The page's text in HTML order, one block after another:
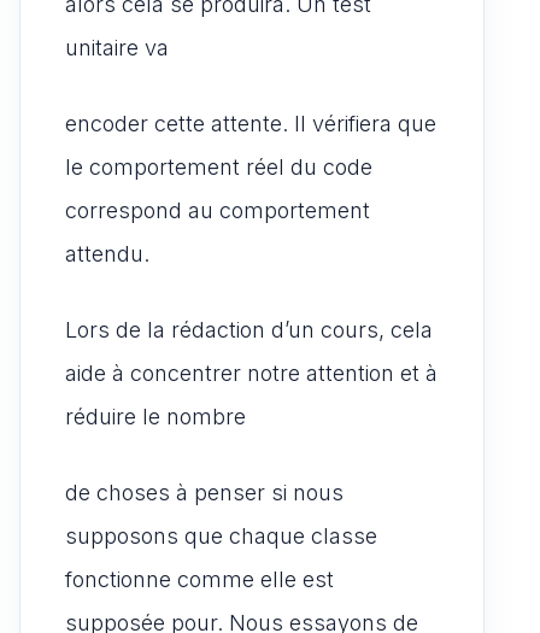
unitaire va
encoder cette attente. Il vérifiera que
le comportement réel du code
correspond au comportement
attendu.
Lors de la rédaction d’un cours, cela
aide à concentrer notre attention et à
réduire le nombre
de choses à penser si nous
supposons que chaque classe
fonctionne comme elle est
supposée pour. Nous essayons de